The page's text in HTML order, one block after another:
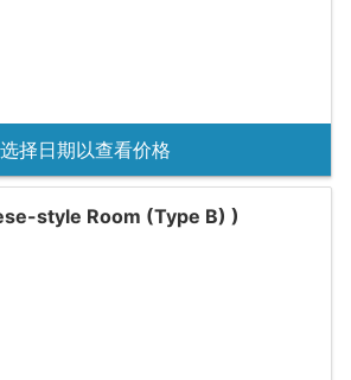
选择日期以查看价格
style Room (Type B) )